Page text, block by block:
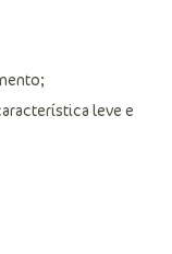
leve e